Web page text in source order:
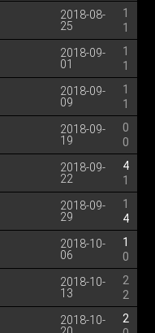
2018-08-
25
1
1
2018-09-
01
1
1
2018-09-
09
1
1
2018-09-
19
0
0
2018-09-
22
4
1
2018-09-
29
1
4
2018-10-
06
1
0
2018-10-
13
2
2
2018-10-
2